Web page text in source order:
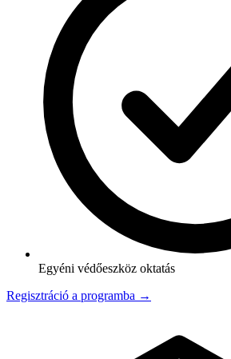
Egyéni védőeszköz oktatás
Regisztráció a programba →